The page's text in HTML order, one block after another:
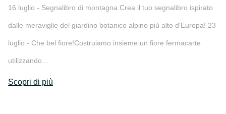
16 luglio - Segnalibro di montagna.Crea il tuo segnalibro ispirato
dalle meraviglie del giardino botanico alpino più alto d'Europa! 23
luglio - Che bel fiore!Costruiamo insieme un fiore fermacarte
utilizzando…
Scopri di più